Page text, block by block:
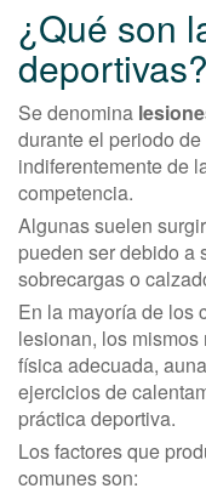
¿Qué son
deportivas?
Se denomina
durante el periodo
indiferentemente de
competencia.
Algunas suelen
pueden ser debido a
sobrecargas o
En la mayoría de los
lesionan, los
física adecuada,
ejercicios de
práctica deportiva.
Los factores que
comunes son: